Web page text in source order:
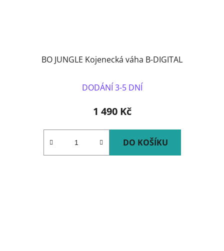
BO JUNGLE Kojenecká váha B-DIGITAL
DODÁNÍ 3-5 DNÍ
1 490 Kč
DO KOŠÍKU